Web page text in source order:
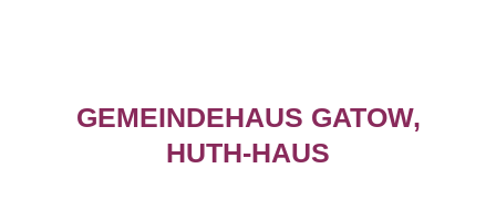
GEMEINDEHAUS GATOW,
HUTH-HAUS